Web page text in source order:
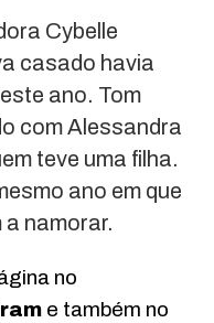
Cybelle
casado havia
ano. Tom
com Alessandra
teve uma filha.
ano em que
a namorar.
no
e também no